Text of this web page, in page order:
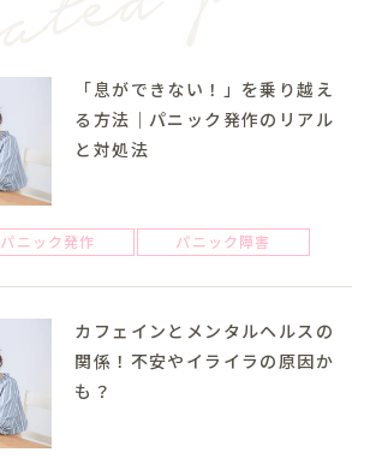
「息ができない！」を乗り越え
る方法｜パニック発作のリアル
と対処法
パニック発作 パニック障害
カフェインとメンタルヘルスの
関係！不安やイライラの原因か
も？